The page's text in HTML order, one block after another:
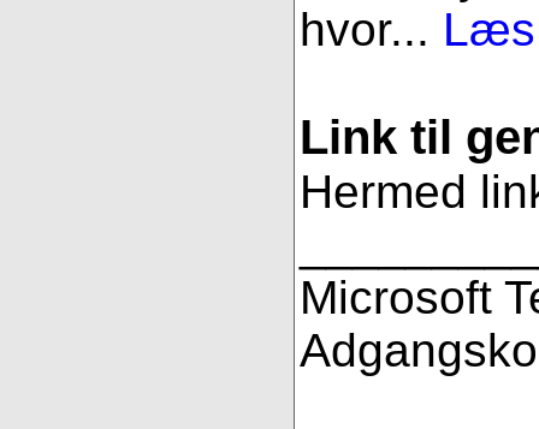
hvor... Læs
Link til
Hermed
Microsoft